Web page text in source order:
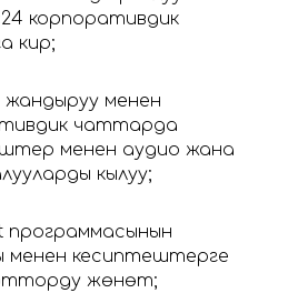
корпоративдик
менен
чаттарда
менен аудио жана
кылуу;
программасынын
менен кесиптештерге
жөнөтүү;